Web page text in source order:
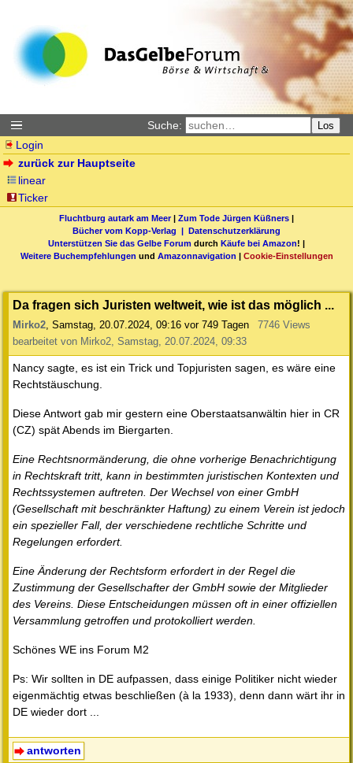
Suche: Los
Login
zurück zur Hauptseite
linear
Ticker
Fluchtburg autark am Meer| Zum Tode Jürgen Küßners |
Bücher vom Kopp-Verlag | Datenschutzerklärung
Unterstützen Sie das Gelbe Forum durch Käufe bei Amazon! |
Weitere Buchempfehlungen und Amazonnavigation | Cookie-Einstellungen
Da fragen sich Juristen weltweit, wie ist das möglich ...
Mirko2, Samstag, 20.07.2024, 09:16 vor 749 Tagen
7746 Views
bearbeitet von Mirko2, Samstag, 20.07.2024, 09:33
Nancy sagte, es ist ein Trick und Topjuristen sagen, es wäre eine
Rechtstäuschung.
Diese Antwort gab mir gestern eine Oberstaatsanwältin hier in CR
(CZ) spät Abends im Biergarten.
Eine Rechtsnormänderung, die ohne vorherige Benachrichtigung
in Rechtskraft tritt, kann in bestimmten juristischen Kontexten und
Rechtssystemen auftreten. Der Wechsel von einer GmbH
(Gesellschaft mit beschränkter Haftung) zu einem Verein ist jedoch
ein spezieller Fall, der verschiedene rechtliche Schritte und
Regelungen erfordert.
Eine Änderung der Rechtsform erfordert in der Regel die
Zustimmung der Gesellschafter der GmbH sowie der Mitglieder
des Vereins. Diese Entscheidungen müssen oft in einer offiziellen
Versammlung getroffen und protokolliert werden.
Schönes WE ins Forum M2
Ps: Wir sollten in DE aufpassen, dass einige Politiker nicht wieder
eigenmächtig etwas beschließen (à la 1933), denn dann wärt ihr in
DE wieder dort ...
antworten